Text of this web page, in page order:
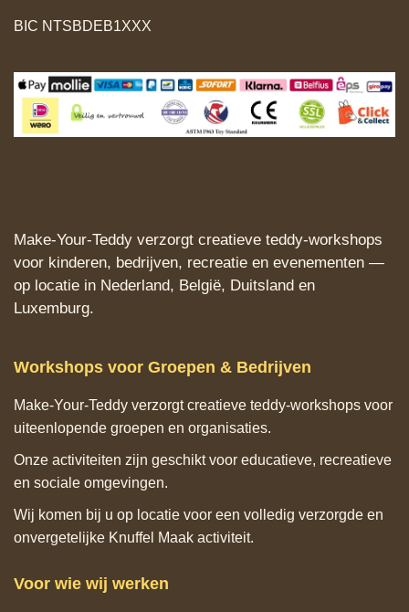
BIC NTSBDEB1XXX
Make‑Your‑Teddy verzorgt creatieve teddy‑workshops
voor kinderen, bedrijven, recreatie en evenementen —
op locatie in Nederland, België, Duitsland en
Luxemburg.
Workshops voor Groepen & Bedrijven
Make‑Your‑Teddy verzorgt creatieve teddy‑workshops voor
uiteenlopende groepen en organisaties.
Onze activiteiten zijn geschikt voor educatieve, recreatieve
en sociale omgevingen.
Wij komen bij u op locatie voor een volledig verzorgde en
onvergetelijke Knuffel Maak activiteit.
Voor wie wij werken